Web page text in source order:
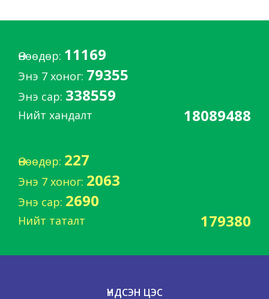
Өнөөдөр: 11169
Энэ 7 хоног: 79355
Энэ сар: 338559
Нийт хандалт 18089488
Өнөөдөр: 227
Энэ 7 хоног: 2063
Энэ сар: 2690
Нийт таталт 179380
ҮНДСЭН ЦЭС